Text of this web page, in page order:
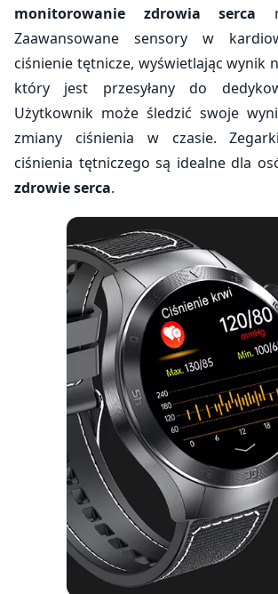
monitorowanie zdrowia serca
Zaawansowane sensory w
ciśnienie tętnicze, wyświetlając wynik
który jest przesyłany do
Użytkownik może śledzić swoje
zmiany ciśnienia w czasie.
ciśnienia tętniczego są idealne dla
zdrowie serca.